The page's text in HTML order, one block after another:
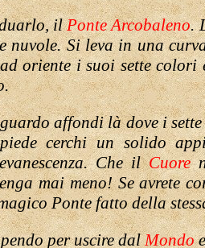
ilPonte Arcobaleno.
nuvole. Si leva in una
oriente i suoi sette colori
affondi là dove i
cerchi un solido
Che ilCuore
mai meno! Se avrete
Ponte fatto della
per uscire dalMondo